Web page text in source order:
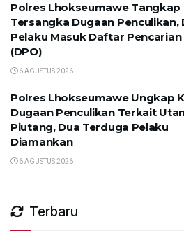
Polres Lhokseumawe Tangkap
Tersangka Dugaan Penculikan,
Pelaku Masuk Daftar Pencarian
(DPO)
6 AGUSTUS 2026
Polres Lhokseumawe Ungkap
Dugaan Penculikan Terkait
Piutang, Dua Terduga Pelaku
Diamankan
6 AGUSTUS 2026
Terbaru